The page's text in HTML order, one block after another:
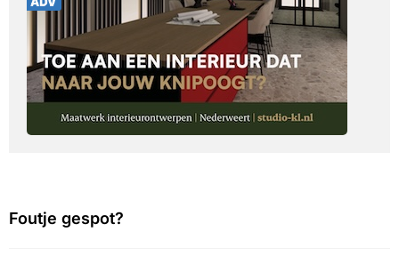
Foutje gespot?